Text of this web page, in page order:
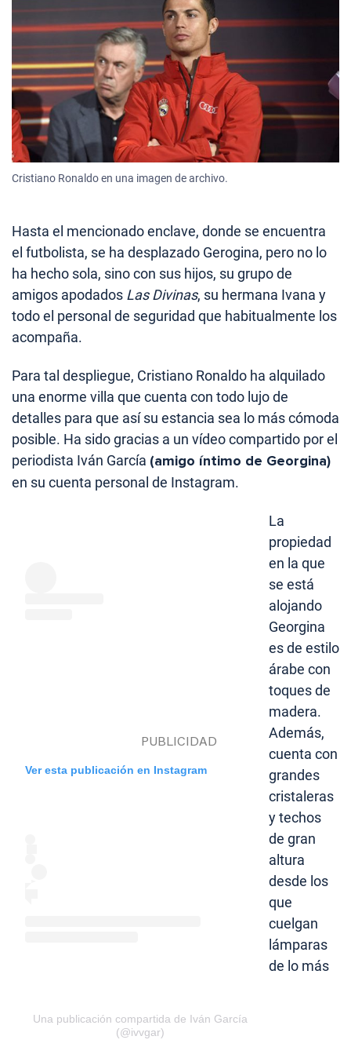
Cristiano Ronaldo en una imagen de archivo.
Hasta el mencionado enclave, donde se encuentra
el futbolista, se ha desplazado Gerogina, pero no lo
ha hecho sola, sino con sus hijos, su grupo de
amigos apodados Las Divinas, su hermana Ivana y
todo el personal de seguridad que habitualmente los
acompaña.
Para tal despliegue, Cristiano Ronaldo ha alquilado
una enorme villa que cuenta con todo lujo de
detalles para que así su estancia sea lo más cómoda
posible. Ha sido gracias a un vídeo compartido por el
periodista Iván García (amigo íntimo de Georgina)
en su cuenta personal de Instagram.
Ver esta publicación en Instagram
Una publicación compartida de Iván García
(@ivvgar)
La
propiedad
en la que
se está
alojando
Georgina
es de estilo
árabe con
toques de
madera.
Además,
cuenta con
grandes
cristaleras
y techos
de gran
altura
desde los
que
cuelgan
lámparas
de lo más